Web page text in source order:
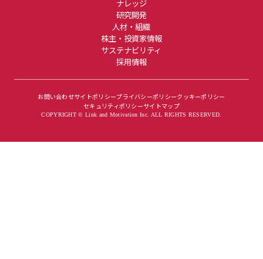
ナレッジ
研究開発
人材・組織
株主・投資家情報
サステナビリティ
採用情報
お問い合わせサイトポリシープライバシーポリシークッキーポリシー
セキュリティポリシーサイトマップ
COPYRIGHT © Link and Motivation Inc. ALL RIGHTS RESERVED.